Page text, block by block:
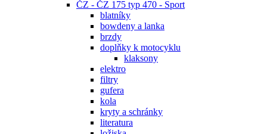
ČZ - ČZ 175 typ 470 - Sport
blatníky
bowdeny a lanka
brzdy
doplňky k motocyklu
klaksony
elektro
filtry
gufera
kola
kryty a schránky
literatura